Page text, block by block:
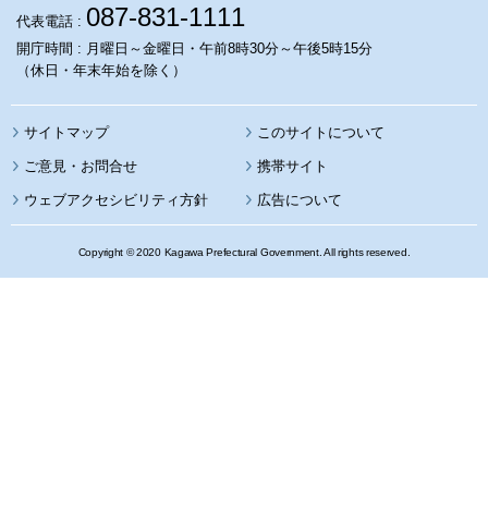
代表電話 : 087-831-1111
開庁時間 : 月曜日～金曜日・午前8時30分～午後5時15分
（休日・年末年始を除く）
サイトマップ このサイトについて
携帯サイト
ウェブアクセシビリティ方針 広告について
Copyright © 2020 Kagawa Prefectural Government. All rights reserved.